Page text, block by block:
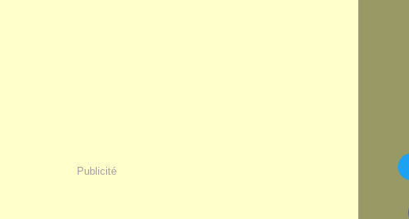
Publicité